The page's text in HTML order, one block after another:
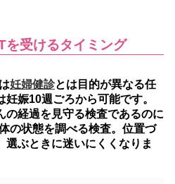
を受けるタイミング
妊婦健診とは目的が異なる任
娠10週ごろから可能です。
の経過を見守る検査であるのに
の状態を調べる検査。位置づ
選ぶときに迷いにくくなりま